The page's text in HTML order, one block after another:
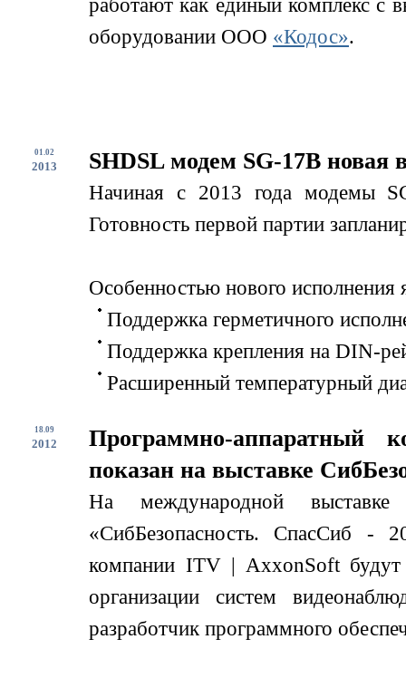
работают как единый комплекс с
оборудовании ООО «Кодос».
01.02
2013 SHDSL модем SG-17B
Начиная с 2013 года модемы
Готовность первой партии
Особенностью нового исполнения
Поддержка герметичного
Поддержка крепления на DIN-
Расширенный температурный
18.09
2012
Программно-аппаратный
показан на выставке
На международной
«СибБезопасность. СпасСиб -
компании ITV | AxxonSoft будут
организации систем
разработчик программного